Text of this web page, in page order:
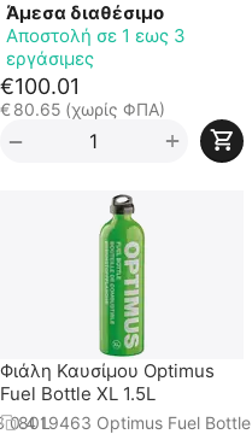
Άμεσα διαθέσιμο
Αποστολή σε 1 εως 3
εργάσιμες
€100.01
€80.65 (χωρίς ΦΠΑ)
+
−
0.4 L
Φιάλη Καυσίμου Optimus
Fuel Bottle XL 1.5L
8019463 Optimus Fuel